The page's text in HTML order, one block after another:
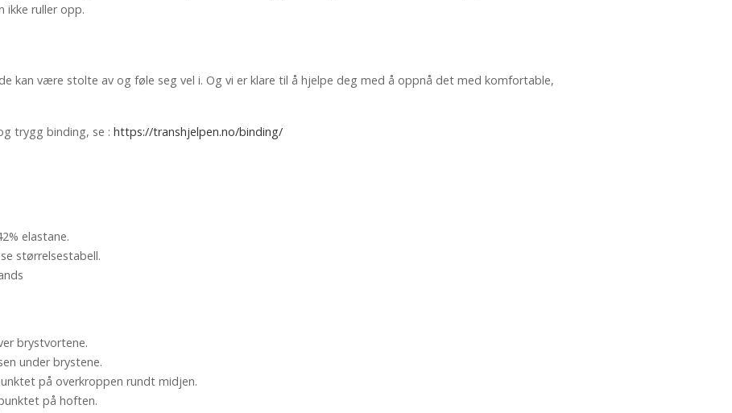
ikke ruller opp.
kan være stolte av og føle seg vel i. Og vi er klare til å hjelpe deg med å oppnå det med komfortable,
trygg binding, se : https://transhjelpen.no/binding/
elastane.
størrelsestabell.
brystvortene.
under brystene.
på overkroppen rundt midjen.
på hoften.